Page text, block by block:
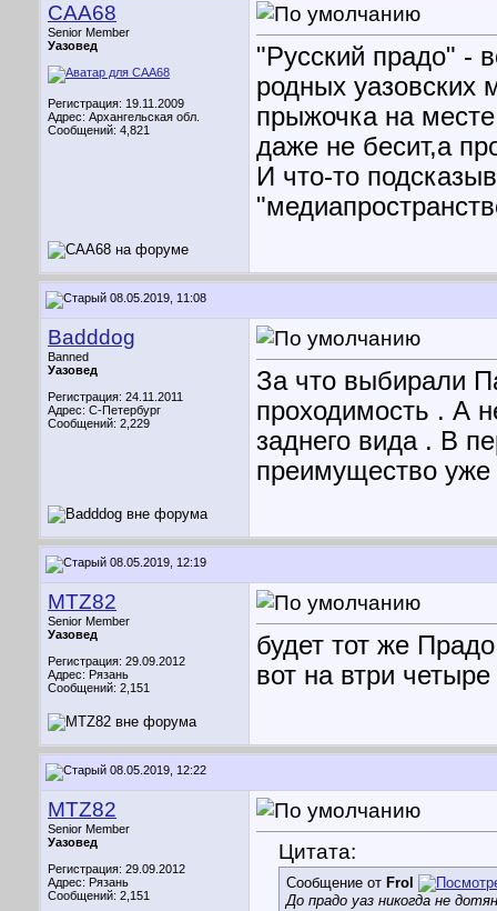
CAA68
Senior Member
Уазовед
Регистрация: 19.11.2009
Адрес: Архангельская обл.
Сообщений: 4,821
"Русский прадо" -
родных уазовских
прыжочка на
даже не бесит,а
И что-то
08.05.2019, 11:08
Badddog
Banned
Уазовед
Регистрация: 24.11.2011
Адрес: С-Петербург
Сообщений: 2,229
За что выбирали
проходимость . А
заднего вида . В
преимущество уже
08.05.2019, 12:19
MTZ82
Senior Member
Уазовед
Регистрация: 29.09.2012
Адрес: Рязань
Сообщений: 2,151
будет тот же
вот на втри
08.05.2019, 12:22
MTZ82
Senior Member
Уазовед
Регистрация: 29.09.2012
Адрес: Рязань
Сообщений: 2,151
Цитата:
Сообщение от Frol
До прадо уаз никогда не